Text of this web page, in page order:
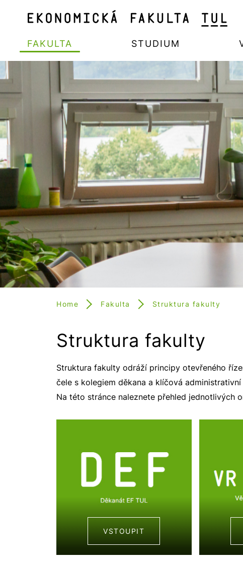
FAKULTA STUDIUM
Home Fakulta Struktura fakulty
Struktura fakulty
Struktura fakulty odráží principy otevřeného
čele s kolegiem děkana a klíčová
Na této stránce naleznete přehled jednotlivých
VSTOUPIT